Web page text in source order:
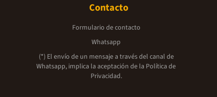
Contacto
Formulario de contacto
Whatsapp
(*) El envío de un mensaje a través del canal de
Whatsapp, implica la aceptación de la Política de
Privacidad.